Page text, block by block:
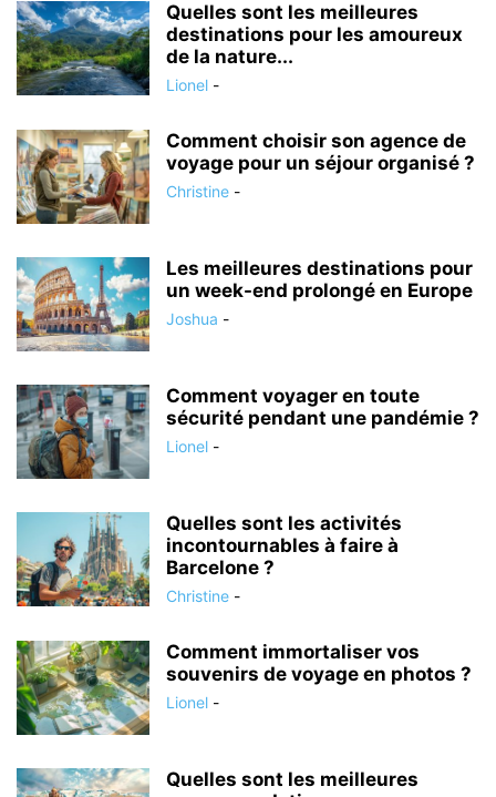
Quelles sont les meilleures
destinations pour les amoureux
de la nature...
Lionel -
Comment choisir son agence de
voyage pour un séjour organisé ?
Christine -
Les meilleures destinations pour
un week-end prolongé en Europe
Joshua -
Comment voyager en toute
sécurité pendant une pandémie ?
Lionel -
Quelles sont les activités
incontournables à faire à
Barcelone ?
Christine -
Comment immortaliser vos
souvenirs de voyage en photos ?
Lionel -
Quelles sont les meilleures